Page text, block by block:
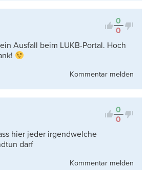
0
0
Ausfall beim LUKB-Portal. Hoch
Kommentar melden
0
0
hier jeder irgendwelche
darf
Kommentar melden